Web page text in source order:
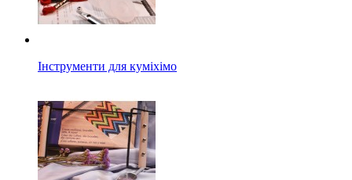
Інструменти для куміхімо